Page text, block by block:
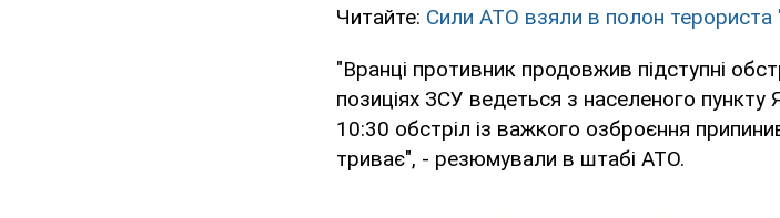
Читайте: Сили АТО взяли в полон терориста
"Вранці противник продовжив підступні
позиціях ЗСУ ведеться з населеного пункту
10:30 обстріл із важкого озброєння
триває", - резюмували в штабі АТО.